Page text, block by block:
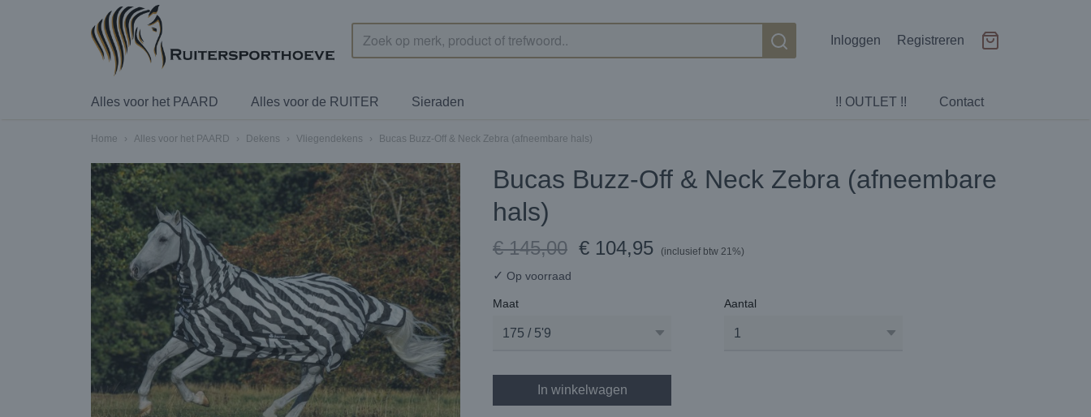
Inloggen Registreren
Contact
!! OUTLET !!
Alles voor het PAARD Alles voor de RUITER Sieraden
Home › Alles voor het PAARD › Dekens › Vliegendekens › Bucas Buzz-Off & Neck Zebra (afneembare hals)
Bucas Buzz-Off & Neck Zebra (afneembare
hals)
€ 145,00 € 104,95 (inclusief btw 21%)
✓ Op voorraad
Maat Aantal
In winkelwagen